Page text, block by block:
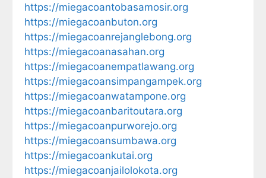
https://miegacoantobasamosir.org
https://miegacoanbuton.org
https://miegacoanrejanglebong.org
https://miegacoanasahan.org
https://miegacoanempatlawang.org
https://miegacoansimpangampek.org
https://miegacoanwatampone.org
https://miegacoanbaritoutara.org
https://miegacoanpurworejo.org
https://miegacoansumbawa.org
https://miegacoankutai.org
https://miegacoanjailolokota.org